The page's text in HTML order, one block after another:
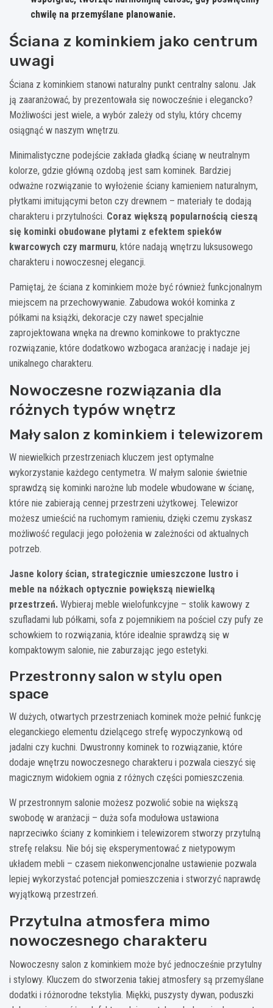
chwilę na przemyślane planowanie.
Ściana z kominkiem jako centrum
uwagi
Ściana z kominkiem stanowi naturalny punkt centralny salonu. Jak
ją zaaranżować, by prezentowała się nowocześnie i elegancko?
Możliwości jest wiele, a wybór zależy od stylu, który chcemy
osiągnąć w naszym wnętrzu.
Minimalistyczne podejście zakłada gładką ścianę w neutralnym
kolorze, gdzie główną ozdobą jest sam kominek. Bardziej
odważne rozwiązanie to wyłożenie ściany kamieniem naturalnym,
płytkami imitującymi beton czy drewnem – materiały te dodają
charakteru i przytulności. Coraz większą popularnością cieszą
się kominki obudowane płytami z efektem spieków
kwarcowych czy marmuru, które nadają wnętrzu luksusowego
charakteru i nowoczesnej elegancji.
Pamiętaj, że ściana z kominkiem może być również funkcjonalnym
miejscem na przechowywanie. Zabudowa wokół kominka z
półkami na książki, dekoracje czy nawet specjalnie
zaprojektowana wnęka na drewno kominkowe to praktyczne
rozwiązanie, które dodatkowo wzbogaca aranżację i nadaje jej
unikalnego charakteru.
Nowoczesne rozwiązania dla
różnych typów wnętrz
Mały salon z kominkiem i telewizorem
W niewielkich przestrzeniach kluczem jest optymalne
wykorzystanie każdego centymetra. W małym salonie świetnie
sprawdzą się kominki narożne lub modele wbudowane w ścianę,
które nie zabierają cennej przestrzeni użytkowej. Telewizor
możesz umieścić na ruchomym ramieniu, dzięki czemu zyskasz
możliwość regulacji jego położenia w zależności od aktualnych
potrzeb.
Jasne kolory ścian, strategicznie umieszczone lustro i
meble na nóżkach optycznie powiększą niewielką
przestrzeń. Wybieraj meble wielofunkcyjne – stolik kawowy z
szufladami lub półkami, sofa z pojemnikiem na pościel czy pufy ze
schowkiem to rozwiązania, które idealnie sprawdzą się w
kompaktowym salonie, nie zaburzając jego estetyki.
Przestronny salon w stylu open
space
W dużych, otwartych przestrzeniach kominek może pełnić funkcję
eleganckiego elementu dzielącego strefę wypoczynkową od
jadalni czy kuchni. Dwustronny kominek to rozwiązanie, które
dodaje wnętrzu nowoczesnego charakteru i pozwala cieszyć się
magicznym widokiem ognia z różnych części pomieszczenia.
W przestronnym salonie możesz pozwolić sobie na większą
swobodę w aranżacji – duża sofa modułowa ustawiona
naprzeciwko ściany z kominkiem i telewizorem stworzy przytulną
strefę relaksu. Nie bój się eksperymentować z nietypowym
układem mebli – czasem niekonwencjonalne ustawienie pozwala
lepiej wykorzystać potencjał pomieszczenia i stworzyć naprawdę
wyjątkową przestrzeń.
Przytulna atmosfera mimo
nowoczesnego charakteru
Nowoczesny salon z kominkiem może być jednocześnie przytulny
i stylowy. Kluczem do stworzenia takiej atmosfery są przemyślane
dodatki i różnorodne tekstylia. Miękki, puszysty dywan, poduszki